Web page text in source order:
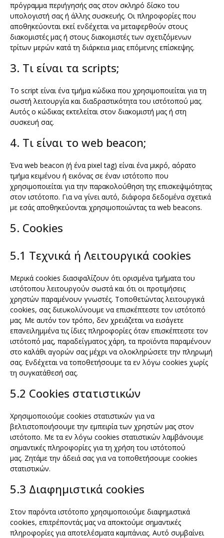
πρόγραμμα περιήγησής σας στον σκληρό δίσκο του
υπολογιστή σας ή άλλης συσκευής. Οι πληροφορίες που
αποθηκεύονται εκεί ενδέχεται να μεταφερθούν στους
διακομιστές μας ή στους διακομιστές των σχετιζόμενων
τρίτων μερών κατά τη διάρκεια μιας επόμενης επίσκεψης.
3. Τι είναι τα scripts;
Το script είναι ένα τμήμα κώδικα που χρησιμοποιείται για τη
σωστή λειτουργία και διαδραστικότητα του ιστότοπού μας.
Αυτός ο κώδικας εκτελείται στον διακομιστή μας ή στη
συσκευή σας.
4. Τι είναι το web beacon;
Ένα web beacon (ή ένα pixel tag) είναι ένα μικρό, αόρατο
τμήμα κειμένου ή εικόνας σε έναν ιστότοπο που
χρησιμοποιείται για την παρακολούθηση της επισκεψιμότητας
στον ιστότοπο. Για να γίνει αυτό, διάφορα δεδομένα σχετικά
με εσάς αποθηκεύονται χρησιμοποιώντας τα web beacons.
5. Cookies
5.1 Τεχνικά ή Λειτουργικά cookies
Μερικά cookies διασφαλίζουν ότι ορισμένα τμήματα του
ιστότοπου λειτουργούν σωστά και ότι οι προτιμήσεις
χρηστών παραμένουν γνωστές. Τοποθετώντας λειτουργικά
cookies, σας διευκολύνουμε να επισκέπτεστε τον ιστότοπό
μας. Με αυτόν τον τρόπο, δεν χρειάζεται να εισάγετε
επανειλημμένα τις ίδιες πληροφορίες όταν επισκέπτεστε τον
ιστότοπό μας, παραδείγματος χάρη, τα προϊόντα παραμένουν
στο καλάθι αγορών σας μέχρι να ολοκληρώσετε την πληρωμή
σας. Ενδέχεται να τοποθετήσουμε τα εν λόγω cookies χωρίς
τη συγκατάθεσή σας.
5.2 Cookies στατιστικών
Χρησιμοποιούμε cookies στατιστικών για να
βελτιστοποιήσουμε την εμπειρία των χρηστών μας στον
ιστότοπο. Με τα εν λόγω cookies στατιστικών λαμβάνουμε
σημαντικές πληροφορίες για τη χρήση του ιστότοπού
μας. Ζητάμε την άδειά σας για να τοποθετήσουμε cookies
στατιστικών.
5.3 Διαφημιστικά cookies
Στον παρόντα ιστότοπο χρησιμοποιούμε διαφημιστικά
cookies, επιτρέποντάς μας να αποκτούμε σημαντικές
πληροφορίες για αποτελέσματα καμπάνιας. Αυτό συμβαίνει